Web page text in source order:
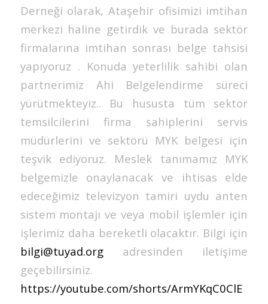
Derneği olarak, Ataşehir ofisimizi imtihan
merkezi haline getirdik ve burada sektör
firmalarına imtihan sonrası belge tahsisi
yapıyoruz . Konuda yeterlilik sahibi olan
partnerimiz Ahi Belgelendirme süreci
yürütmekteyiz.. Bu hususta tüm sektör
temsilcilerini firma sahiplerini servis
müdürlerini ve sektörü MYK belgesi için
teşvik ediyoruz. Meslek tanımamız MYK
belgemizle onaylanacak ve ihtisas elde
edeceğimiz televizyon tamiri uydu anten
sistem montajı ve veya mobil işlemler için
işlerimiz daha bereketli olacaktır. Bilgi için
bilgi@tuyad.orgadresinden iletişime
geçebilirsiniz.
https://youtube.com/shorts/ArmYKqC0ClE